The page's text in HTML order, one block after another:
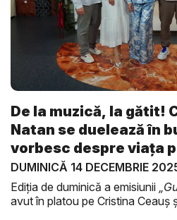
De la muzică, la gătit!
Natan se duelează în
vorbesc despre viața
DUMINICĂ 14 DECEMBRIE
Ediția de duminică a emisiunii
avut în platou pe Cristina Ceauș